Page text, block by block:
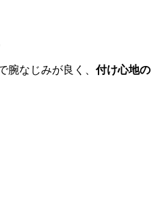
なじみが良く、 付け心地の